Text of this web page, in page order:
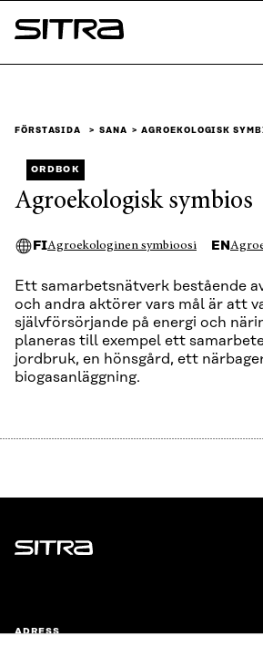
Skip to
content
Sitra
FÖRSTASIDA SANA AGROEKOLOGISK
ORDBOK
Agroekologisk symbios
FIAgroekologinen symbioosi EN
Ett samarbetsnätverk bestående
och andra aktörer vars mål är att
självförsörjande på energi och
planeras till exempel ett
jordbruk, en hönsgård, ett
biogasanläggning.
Sitra
ADRESS